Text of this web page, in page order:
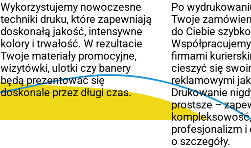
Wykorzystujemy nowoczesne
techniki druku, które zapewniają
doskonałą jakość, intensywne
kolory i trwałość. W rezultacie
Twoje materiały promocyjne,
wizytówki, ulotki czy banery
będą prezentować się
doskonale przez długi czas.
Po
Twoje
do Ciebie
firmami
cieszyć się
reklamowymi
Drukowanie
prostsze –
kompleksowość,
profesjonalizm i
o szczegóły.